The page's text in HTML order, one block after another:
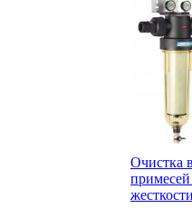
Очистка
примесей